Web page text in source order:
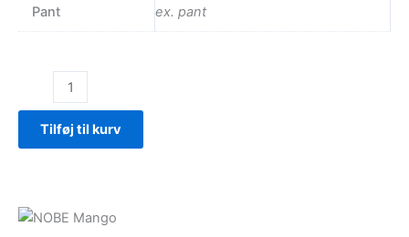
Pant ex. pant
Jordbær
Tilføj til kurv